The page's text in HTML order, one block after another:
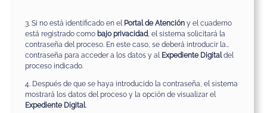
3. Si no está identificado en el Portal de Atención y el cuaderno
está registrado como bajo privacidad, el sistema solicitará la
contraseña del proceso. En este caso, se deberá introducir la
contraseña para acceder a los datos y al Expediente Digitaldel
proceso indicado.
4. Después de que se haya introducido la contraseña, el sistema
mostrará los datos del proceso y la opción de visualizar el
Expediente Digital.